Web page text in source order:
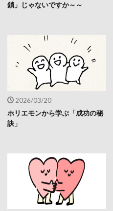
鎖」じゃないですか～～
2026/03/20
ホリエモンから学ぶ「成功の秘
訣」